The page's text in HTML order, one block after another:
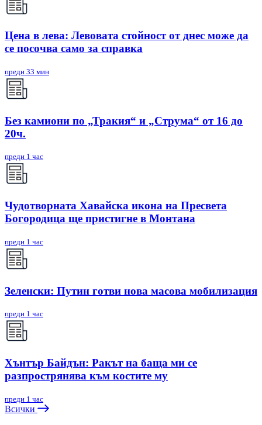
Цена в лева: Левовата стойност от днес може да
се посочва само за справка
преди 33 мин
Без камиони по „Тракия“ и „Струма“ от 16 до
20ч.
преди 1 час
Чудотворната Хавайска икона на Пресвета
Богородица ще пристигне в Монтана
преди 1 час
Зеленски: Путин готви нова масова мобилизация
преди 1 час
Хънтър Байдън: Ракът на баща ми се
разпрострянява към костите му
преди 1 час
Всички